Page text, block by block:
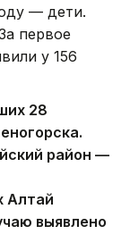
— дети.
первое
у 156
28
район —
Алтай
выявлено